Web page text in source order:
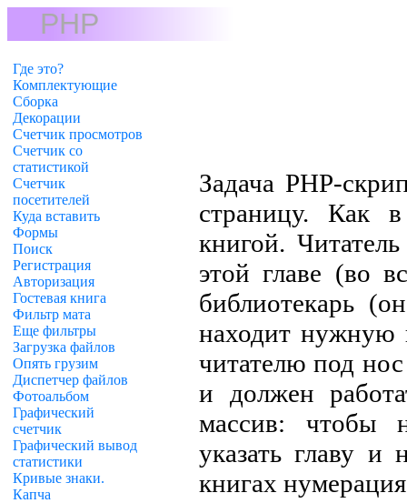
PHP
Где это?
Комплектующие
Сборка
Декорации
Счетчик просмотров
Счетчик со
статистикой
Счетчик
посетителей
Куда вставить
Формы
Поиск
Регистрация
Авторизация
Гостевая книга
Фильтр мата
Еще фильтры
Загрузка файлов
Опять грузим
Диспетчер файлов
Фотоальбом
Графический
счетчик
Графический вывод
статистики
Кривые знаки.
Капча
Задача PHP-
страницу. Как
книгой.
этой главе (во
библиотекарь
находит нужную
читателю под
и должен
массив: чтобы
указать главу
книгах